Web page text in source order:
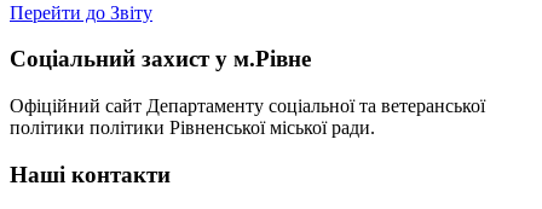
Перейти до Звіту
Соціальний захист у м.Рівне
Офіційний сайт Департаменту соціальної та ветеранської
політики політики Рівненської міської ради.
Наші контакти